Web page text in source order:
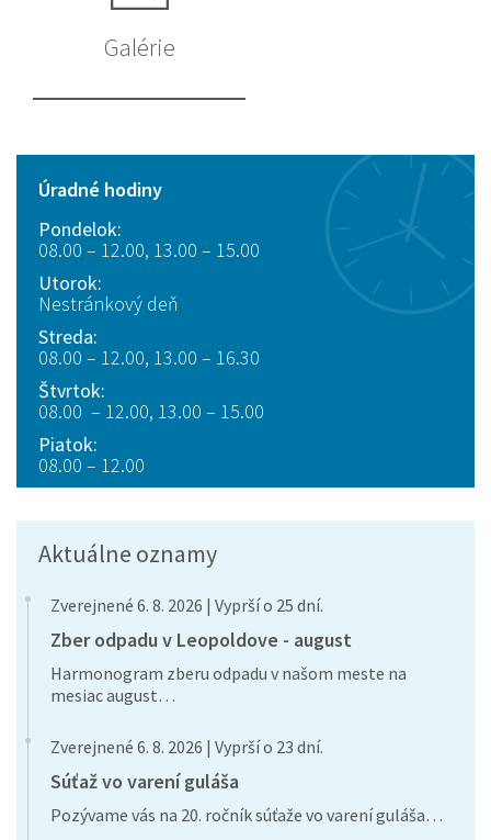
Galérie
Úradné hodiny
Pondelok:
08.00 – 12.00, 13.00 – 15.00
Utorok:
Nestránkový deň
Streda:
08.00 – 12.00, 13.00 – 16.30
Štvrtok:
08.00 – 12.00, 13.00 – 15.00
Piatok:
08.00 – 12.00
Aktuálne oznamy
Zverejnené 6. 8. 2026 | Vyprší o 25 dní.
Zber odpadu v Leopoldove - august
Harmonogram zberu odpadu v našom meste na
mesiac august…
Zverejnené 6. 8. 2026 | Vyprší o 23 dní.
Súťaž vo varení guláša
Pozývame vás na 20. ročník súťaže vo varení guláša…